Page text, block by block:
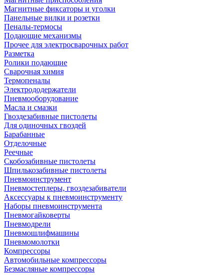
Магнитные фиксаторы и уголки
Панельные вилки и розетки
Пеналы-термосы
Подающие механизмы
Прочее для электросварочных работ
Разметка
Ролики подающие
Сварочная химия
Термопеналы
Электрододержатели
Пневмооборудование
Масла и смазки
Гвоздезабивные пистолеты
Для одиночных гвоздей
Барабанные
Отделочные
Реечные
Скобозабивные пистолеты
Шпилькозабивные пистолеты
Пневмоинструмент
Пневмостеплеры, гвоздезабиватели
Аксессуары к пневмоинструменту
Наборы пневмоинструмента
Пневмогайковерты
Пневмодрели
Пневмошлифмашины
Пневмомолотки
Компрессоры
Автомобильные компрессоры
Безмасляные компрессоры